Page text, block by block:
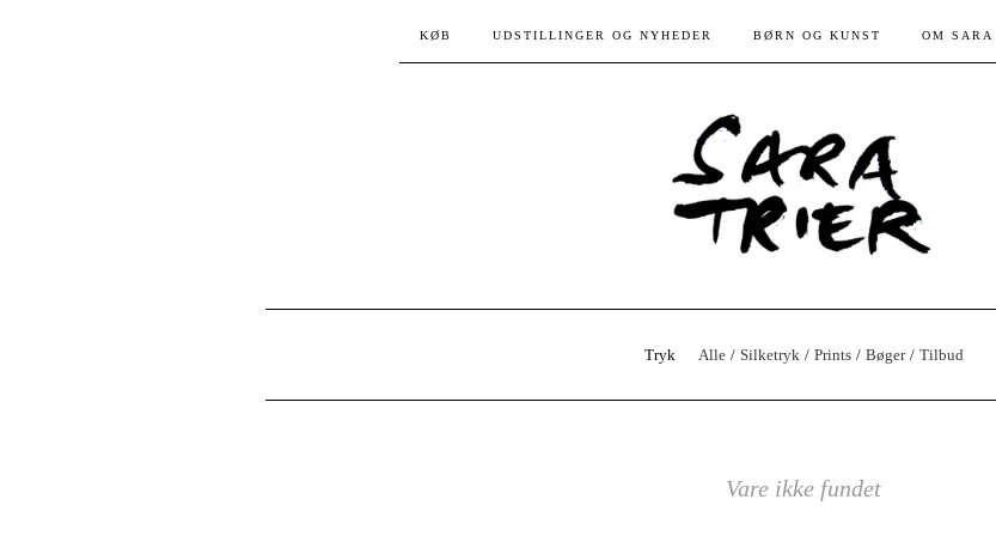
KØB UDSTILLINGER OG NYHEDER BØRN OG KUNST OM SARA
Tryk Alle Silketryk Prints Bøger Tilbud
Vare ikke fundet